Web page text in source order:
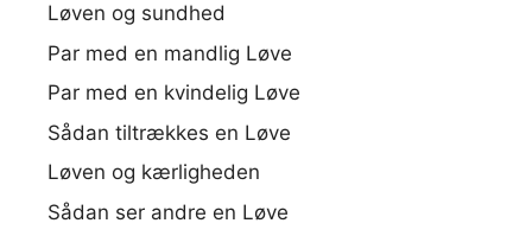
Løven og sundhed
Par med en mandlig Løve
Par med en kvindelig Løve
Sådan tiltrækkes en Løve
Løven og kærligheden
Sådan ser andre en Løve